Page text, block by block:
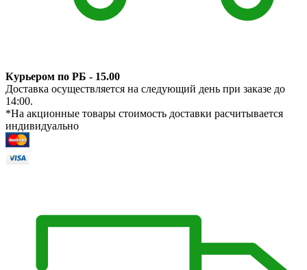
Курьером по РБ - 15.00
Доставка осуществляется на следующий день при заказе до
14:00.
*На акционные товары стоимость доставки расчитывается
индивидуально